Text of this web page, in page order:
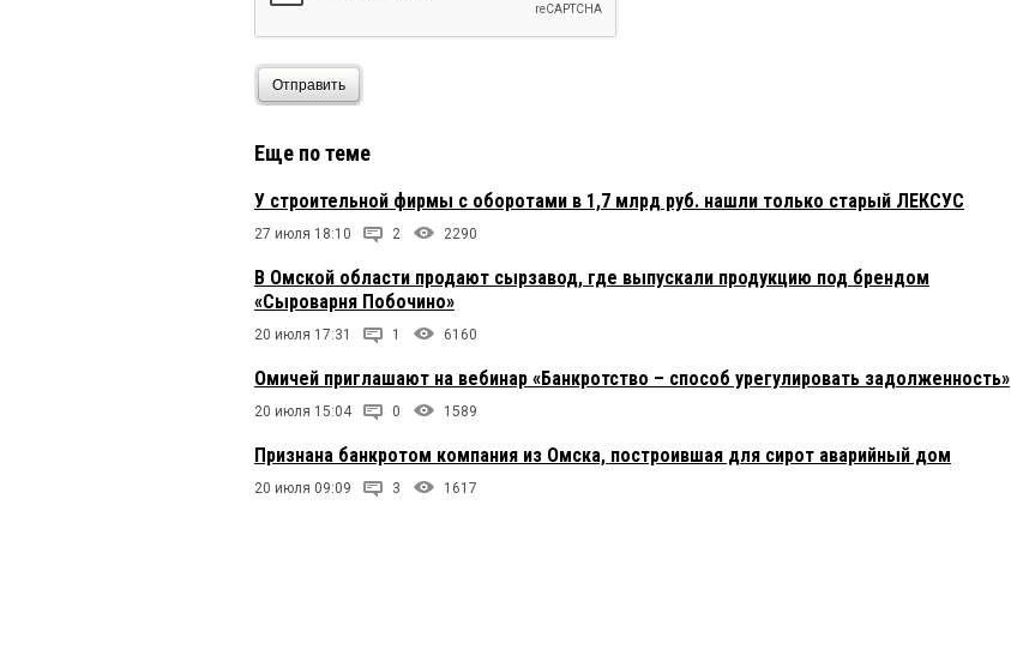
Отправить
Еще по теме
У строительной фирмы с оборотами в 1,7 млрд руб. нашли только старый ЛЕКСУС
27 июля 18:10 2 2290
В Омской области продают сырзавод, где выпускали продукцию под брендом
«Сыроварня Побочино»
20 июля 17:31 1 6160
Омичей приглашают на вебинар «Банкротство – способ урегулировать задолженность»
20 июля 15:04 0 1589
Признана банкротом компания из Омска, построившая для сирот аварийный дом
20 июля 09:09 3 1617